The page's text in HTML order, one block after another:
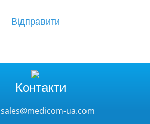
Контакти
sales@medicom-ua.com